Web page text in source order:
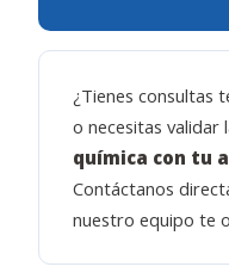
¿Tienes consultas
o necesitas validar
química con tu
Contáctanos
nuestro equipo te